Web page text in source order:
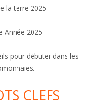
la terre 2025
Année 2025
pour débuter dans les
CLEFS